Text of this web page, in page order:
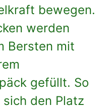
bewegen.
werden
Bersten mit
gefüllt. So
den Platz